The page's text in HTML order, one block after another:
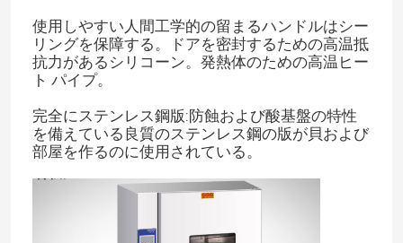
使用しやすい人間工学的の留まるハンドルはシー
リングを保障する。ドアを密封するための高温抵
抗力があるシリコーン。発熱体のための高温ヒー
ト パイプ。
完全にステンレス鋼版:防蝕および酸基盤の特性
を備えている良質のステンレス鋼の版が貝および
部屋を作るのに使用されている。